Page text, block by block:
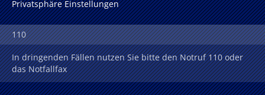
Privatsphäre Einstellungen
110
In dringenden Fällen nutzen Sie bitte den Notruf 110 oder
das Notfallfax